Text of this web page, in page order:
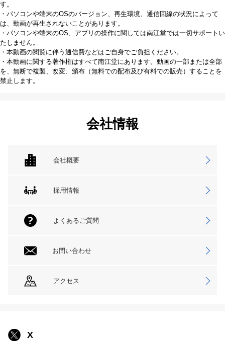
す。
・パソコンや端末のOSのバージョン、再生環境、通信回線の状況によって
は、動画が再生されないことがあります。
・パソコンや端末のOS、アプリの操作に関しては南江堂では一切サポートい
たしません。
・本動画の閲覧に伴う通信費などはご自身でご負担ください。
・本動画に関する著作権はすべて南江堂にあります。動画の一部または全部
を、無断で複製、改変、頒布（無料での配布及び有料での販売）することを
禁止します。
会社情報
会社概要
採用情報
よくあるご質問
お問い合わせ
アクセス
X